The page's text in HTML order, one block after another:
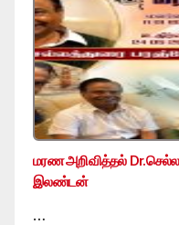
மரண அறிவித்தல்
இலண்டன்
…